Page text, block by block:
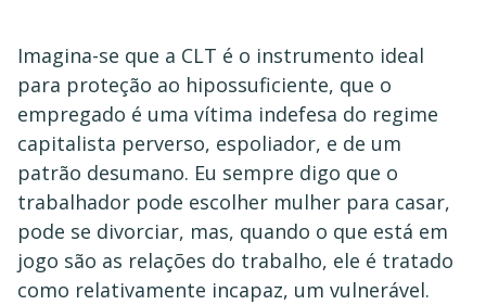
Imagina-se que a CLT é o instrumento ideal
para proteção ao hipossuficiente, que o
empregado é uma vítima indefesa do regime
capitalista perverso, espoliador, e de um
patrão desumano. Eu sempre digo que o
trabalhador pode escolher mulher para casar,
pode se divorciar, mas, quando o que está em
jogo são as relações do trabalho, ele é tratado
como relativamente incapaz, um vulnerável.